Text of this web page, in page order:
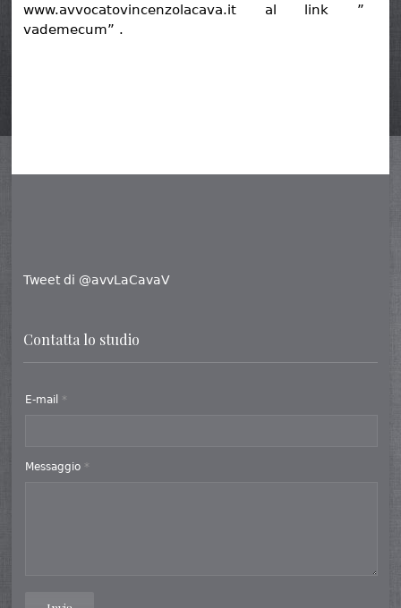
www.avvocatovincenzolacava.it al link ”
vademecum” .
Tweet di @avvLaCavaV
Contatta lo studio
E-mail *
Messaggio *